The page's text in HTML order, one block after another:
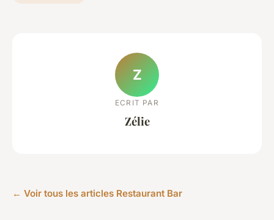
Z
ECRIT PAR
Zélie
← Voir tous les articles Restaurant Bar